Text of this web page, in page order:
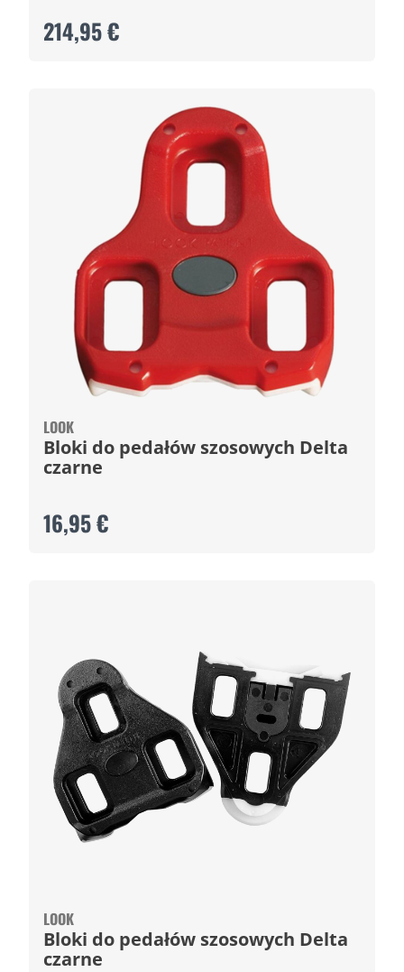
214,95 €
LOOK
Bloki do pedałów szosowych Delta
czarne
16,95 €
LOOK
Bloki do pedałów szosowych Delta
czarne